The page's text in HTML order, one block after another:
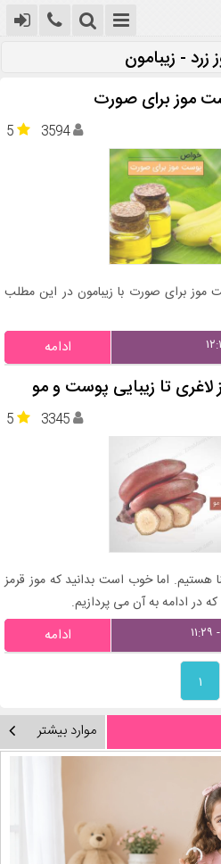
زرد - زیبامون
موز برای صورت
5 3594
موز برای صورت با زیبامون در این مطلب
ادامه
لاغری تا زیبایی پوست و مو
5 3345
هستیم. اما خوب است بدانید که موز قرمز
در ادامه به آن می پردازیم.
ادامه
۱
موارد بیشتر